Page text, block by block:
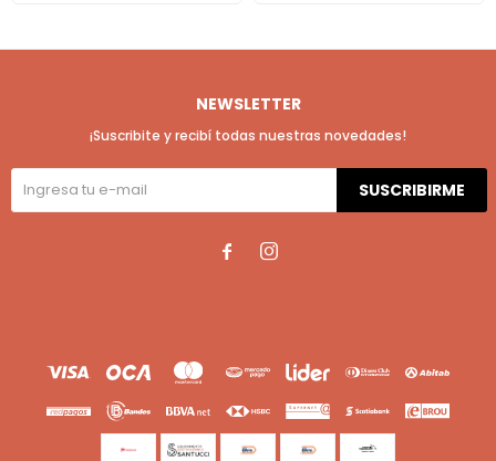
NEWSLETTER
¡Suscribite y recibí todas nuestras novedades!
SUSCRIBIRME
 